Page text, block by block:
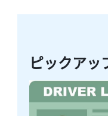
ピックアッ